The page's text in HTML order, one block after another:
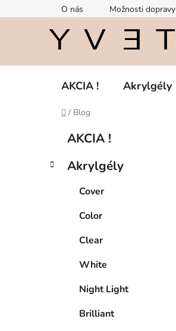
na
O nás Možnosti dopravy
AKCIA ! Akrylgély
Domov
/ Blog
č
Preskočiť
kategórie
e
AKCIA !
Akrylgély
Cover
Color
Clear
White
Night Light
Brilliant